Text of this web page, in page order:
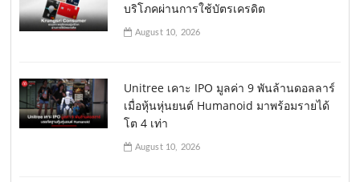
บริโภคผ่านการใช้บัตรเครดิต
August 10, 2026
Unitree เคาะ IPO มูลค่า 9 พันล้านดอลลาร์
เมื่อหุ้นหุ่นยนต์ Humanoid มาพร้อมรายได้
โต 4 เท่า
August 10, 2026